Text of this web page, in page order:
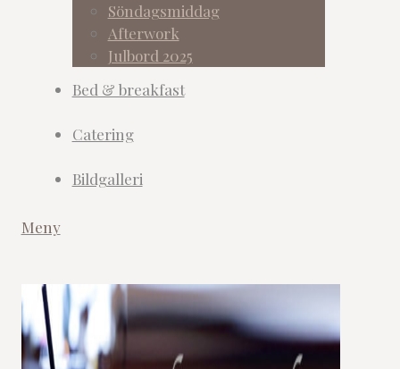
Söndagsmiddag
Afterwork
Julbord 2025
Bed & breakfast
Catering
Bildgalleri
Meny